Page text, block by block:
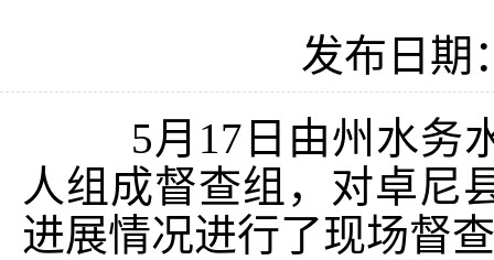
发布日期
5月17日由州水务
人组成督查组，对卓尼
进展情况进行了现场督